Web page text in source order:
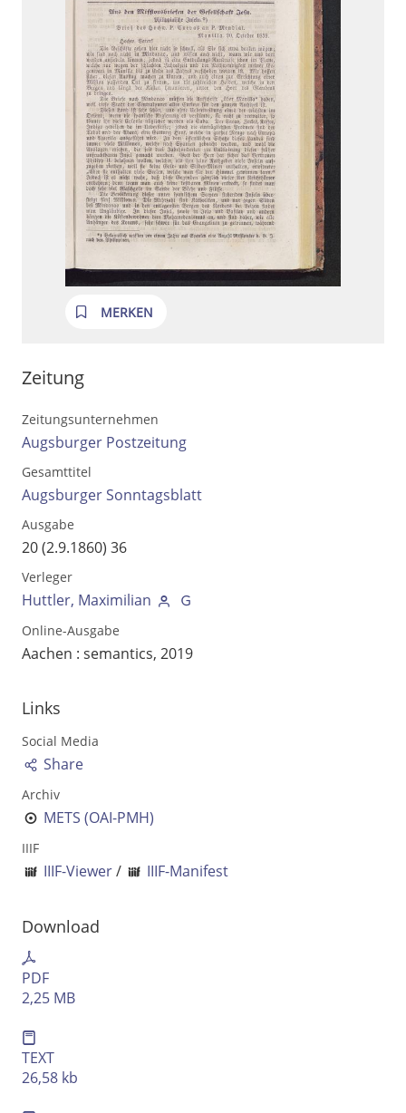
Ausgabe-Optionen
Rechtstrunkierung
aus
MERKEN
Zeitung
Zeitungsunternehmen
Augsburger Postzeitung
Gesamttitel
Augsburger Sonntagsblatt
Ausgabe
20 (2.9.1860) 36
Verleger
Huttler, Maximilian
Online-Ausgabe
Aachen : semantics, 2019
Links
Social Media
Share
Archiv
METS (OAI-PMH)
IIIF
IIIF-Viewer/ IIIF-Manifest
Download
PDF
2,25 MB
TEXT
26,58 kb